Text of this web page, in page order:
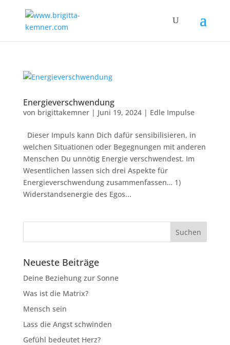
Energieverschwendung
von brigittakemner| Juni 19, 2024| Edle Impulse
Dieser Impuls kann Dich dafür sensibilisieren, in
welchen Situationen oder Begegnungen mit anderen
Menschen Du unnötig Energie verschwendest. Im
Wesentlichen lassen sich drei Aspekte für
Energieverschwendung zusammenfassen… 1)
Widerstandsenergie des Egos...
Neueste Beiträge
Deine Beziehung zur Sonne
Was ist die Matrix?
Mensch sein
Lass die Angst schwinden
Gefühl bedeutet Herz?